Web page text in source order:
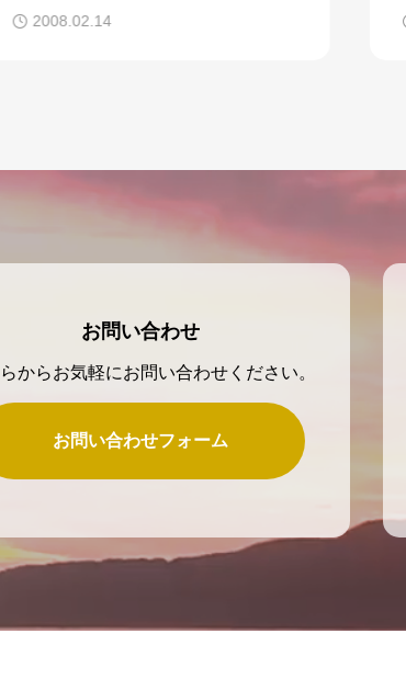
2008.02.14
お問い合わせ
からお気軽にお問い合わせください。
お問い合わせフォーム